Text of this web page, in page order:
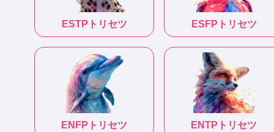
ESTP トリセツ ESFP トリセツ
ENFP トリセツ ENTP トリセツ